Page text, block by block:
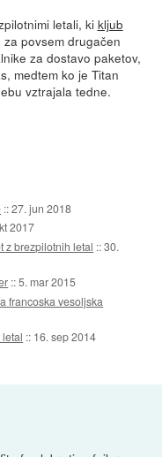
letali, ki kljub
povsem drugačen
za dostavo paketov,
medtem ko je Titan
vztrajala tedne.
::27. jun 2018
2017
z brezpilotnih letal ::30.
::5. mar 2015
francoska vesoljska
:: 16. sep 2014